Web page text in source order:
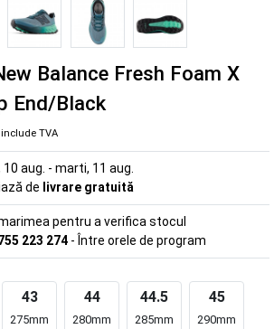
Balance Fresh Foam X
End/Black
TVA
10 aug. - marti, 11 aug.
de livrare gratuită
pentru a verifica stocul
223 274 - Între orele de program
43
275mm
44
280mm
44.5
285mm
45
290mm